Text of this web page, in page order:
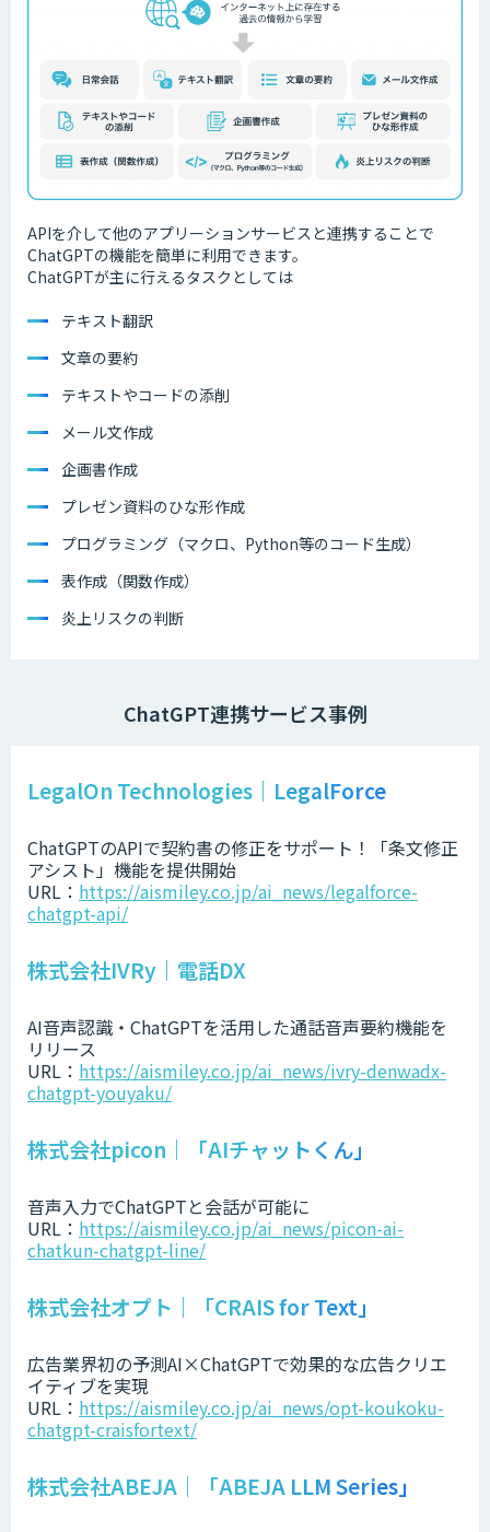
APIを介して他のアプリーションサービスと連携することで
ChatGPTの機能を簡単に利用できます。
ChatGPTが主に行えるタスクとしては
テキスト翻訳
文章の要約
テキストやコードの添削
メール文作成
企画書作成
プレゼン資料のひな形作成
プログラミング（マクロ、Python等のコード生成）
表作成（関数作成）
炎上リスクの判断
ChatGPT連携サービス事例
LegalOn Technologies｜LegalForce
ChatGPTのAPIで契約書の修正をサポート！「条文修正
アシスト」機能を提供開始
URL： https://aismiley.co.jp/ai_news/legalforce-
chatgpt-api/
株式会社IVRy｜電話DX
AI音声認識・ChatGPTを活用した通話音声要約機能を
リリース
URL： https://aismiley.co.jp/ai_news/ivry-denwadx-
chatgpt-youyaku/
株式会社picon｜「AIチャットくん」
音声入力でChatGPTと会話が可能に
URL： https://aismiley.co.jp/ai_news/picon-ai-
chatkun-chatgpt-line/
株式会社オプト｜「CRAIS for Text」
広告業界初の予測AI×ChatGPTで効果的な広告クリエ
イティブを実現
URL： https://aismiley.co.jp/ai_news/opt-koukoku-
chatgpt-craisfortext/
株式会社ABEJA｜「ABEJA LLM Series」